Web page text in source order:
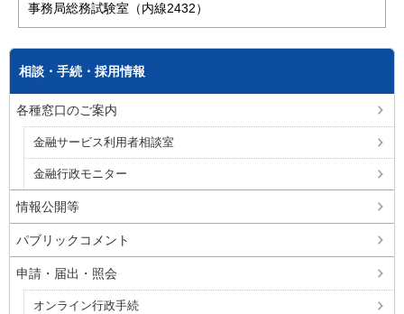
事務局総務試験室（内線2432）
相談・手続・採用情報
各種窓口のご案内
金融サービス利用者相談室
金融行政モニター
情報公開等
パブリックコメント
申請・届出・照会
オンライン行政手続